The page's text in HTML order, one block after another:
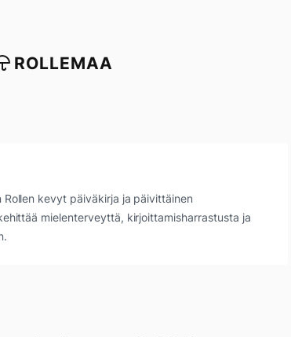
ROLLEMAA
Rollen kevyt päiväkirja ja päivittäinen
mielenterveyttä, kirjoittamisharrastusta ja